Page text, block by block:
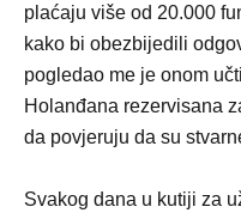
plaćaju više od 20.000
kako bi obezbijedili
pogledao me je onom
Holanđana rezervisana
da povjeruju da su
Svakog dana u kutiji za